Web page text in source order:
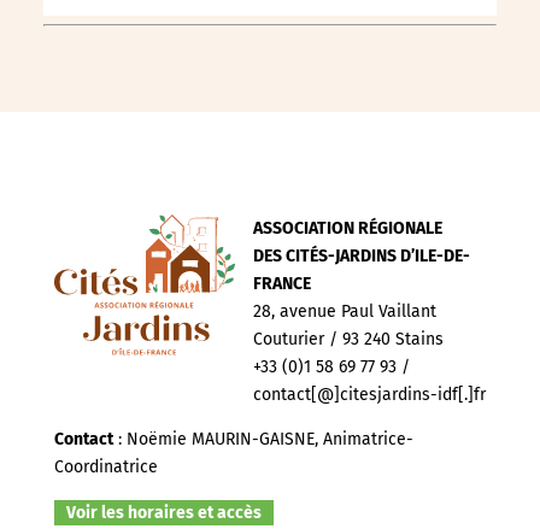
ASSOCIATION RÉGIONALE
DES CITÉS-JARDINS D’ILE-DE-
FRANCE
28, avenue Paul Vaillant
Couturier / 93 240 Stains
+33 (0)1 58 69 77 93 /
contact[@]citesjardins-idf[.]fr
Contact: Noëmie MAURIN-GAISNE, Animatrice-
Coordinatrice
Voir les horaires et accès